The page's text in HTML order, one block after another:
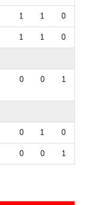
1 1 0
1 1 0
0 0 1
0 1 0
0 0 1